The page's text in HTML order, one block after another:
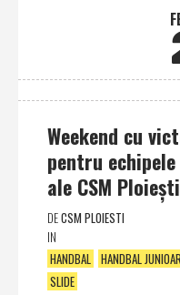
Weekend cu
pentru
ale CSM
DECSM PLOIESTI
IN
HANDBAL HANDBAL
SLIDE